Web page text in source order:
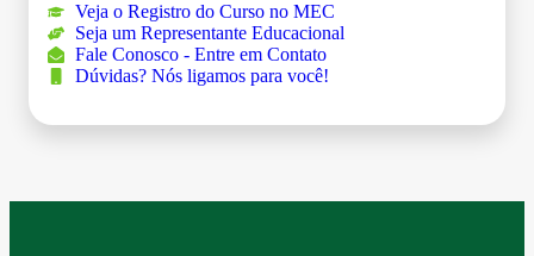
Veja o Registro do Curso no MEC
Seja um Representante Educacional
Fale Conosco - Entre em Contato
Dúvidas? Nós ligamos para você!